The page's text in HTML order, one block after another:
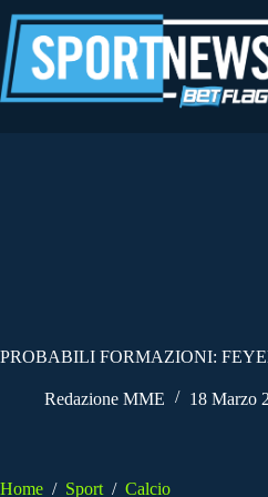
al
contenuto
PROBABILI FORMAZIONI:
Redazione MME 18 Marzo
Home / Sport / Calcio